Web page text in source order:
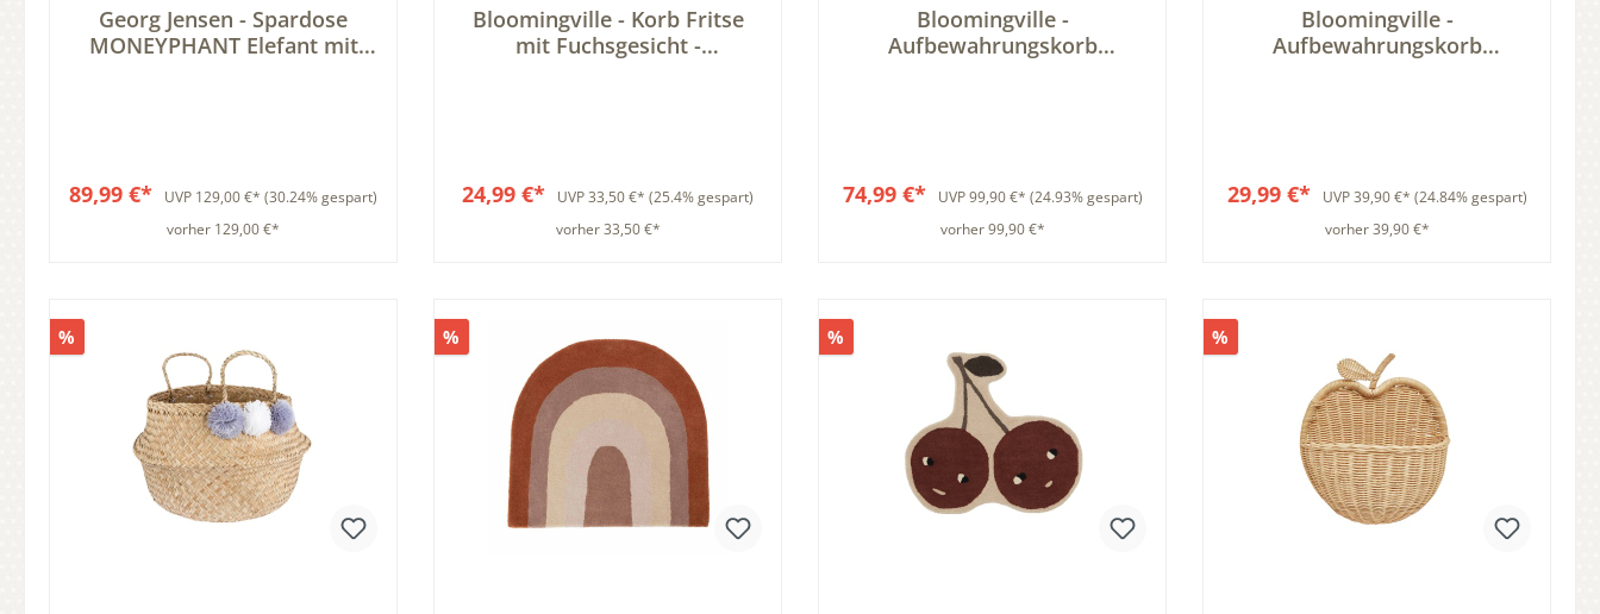
Georg Jensen - Spardose
MONEYPHANT Elefant mit
89,99 €* UVP 129,00 €* (30.24% gespart)
vorher 129,00 €*
Bloomingville - Korb Fritse
mit Fuchsgesicht -
24,99 €* UVP33,50 €* (25.4% gespart)
vorher 33,50 €*
Bloomingville -
Aufbewahrungskorb
74,99 €* UVP99,90 €* (24.93% gespart)
vorher 99,90 €*
Bloomingville -
Aufbewahrungskorb
29,99 €* UVP39,90 €* (24.84% gespart)
vorher 39,90 €*
% % % %